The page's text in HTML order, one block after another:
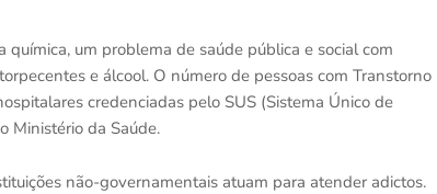
um problema de saúde pública e social com
e álcool. O número de pessoas com Transtorno
credenciadas pelo SUS (Sistema Único de
Ministério da Saúde.
não-governamentais atuam para atender adictos.